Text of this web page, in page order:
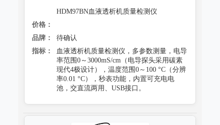
HDM97BN血液透析机质量检测仪
价格：
品牌：
待确认
指标：
血液透析机质量检测仪，多参数测量，电导
率范围0～3000mS/cm（电导探头采用碳素
现代4极设计），温度范围0～100 °C（分辨
率0.01 °C），秒表功能，内置可充电电
池，交直流两用、USB接口。